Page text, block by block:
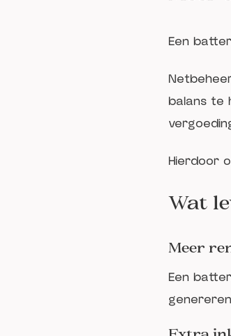
Een
balans te
Hierdoor
Wat
Meer
Een